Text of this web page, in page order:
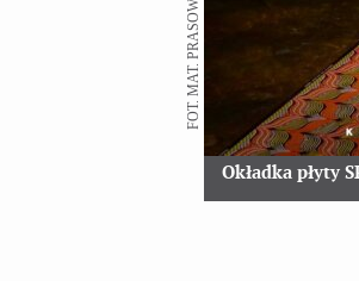
Okładka płyty
FOT. MAT. PRASOWY